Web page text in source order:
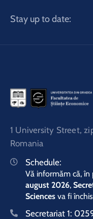
Stay up to date:
1 University Street,
Romania
Schedule:
Vă informăm că, în
august 2026,
Sciences va fi
Secretariat 1: